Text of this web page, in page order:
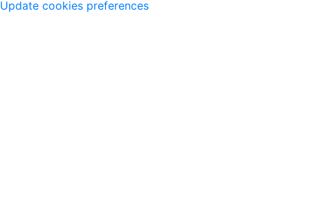
Update cookies preferences